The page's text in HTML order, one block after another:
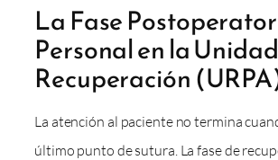
La Fase
Personal en la
Recuperación
La atención al paciente no termina
último punto de sutura. La fase de